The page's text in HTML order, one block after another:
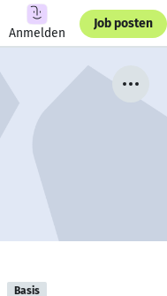
Anmelden
Job posten
Basis